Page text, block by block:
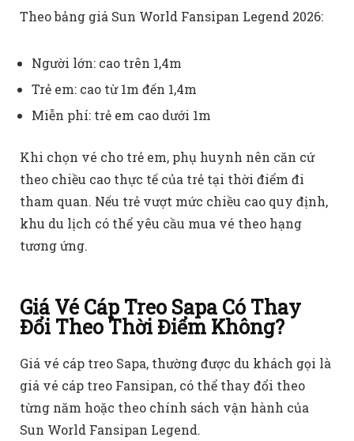
Theo bảng giá Sun World Fansipan Legend 2026:
Người lớn: cao trên 1,4m
Trẻ em: cao từ 1m đến 1,4m
Miễn phí: trẻ em cao dưới 1m
Khi chọn vé cho trẻ em, phụ huynh nên căn cứ
theo chiều cao thực tế của trẻ tại thời điểm đi
tham quan. Nếu trẻ vượt mức chiều cao quy định,
khu du lịch có thể yêu cầu mua vé theo hạng
tương ứng.
Giá Vé Cáp Treo Sapa Có Thay
Đổi Theo Thời Điểm Không?
Giá vé cáp treo Sapa, thường được du khách gọi là
giá vé cáp treo Fansipan, có thể thay đổi theo
từng năm hoặc theo chính sách vận hành của
Sun World Fansipan Legend.